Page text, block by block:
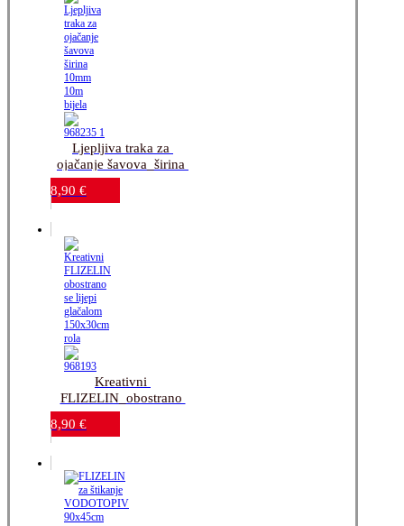
Ljepljiva traka za
ojačanje šavova_širina
10mm_10m_bijela
8,90 €
Kreativni
FLIZELIN_obostrano
se lijepi
glačalom_150x30cm
8,90 €